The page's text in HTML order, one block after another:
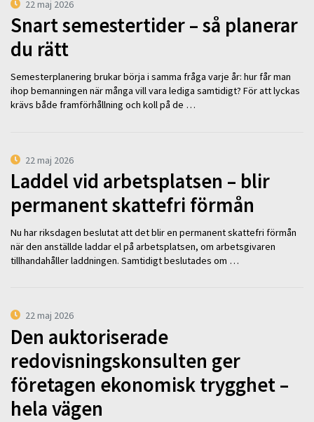
22 maj 2026
Snart semestertider – så planerar
du rätt
Semesterplanering brukar börja i samma fråga varje år: hur får man
ihop bemanningen när många vill vara lediga samtidigt? För att lyckas
krävs både framförhållning och koll på de …
22 maj 2026
Laddel vid arbetsplatsen – blir
permanent skattefri förmån
Nu har riksdagen beslutat att det blir en permanent skattefri förmån
när den anställde laddar el på arbetsplatsen, om arbetsgivaren
tillhandahåller laddningen. Samtidigt beslutades om …
22 maj 2026
Den auktoriserade
redovisningskonsulten ger
företagen ekonomisk trygghet –
hela vägen